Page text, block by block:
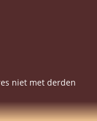
niet met derden